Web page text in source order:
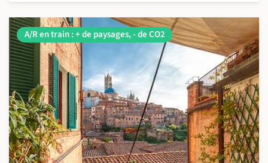
A/R en train : + de paysages, - de CO2